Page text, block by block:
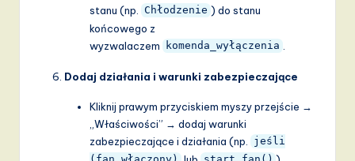
stanu (np.
Chłodzenie ) do stanu
końcowego z
wyzwalaczem
komenda_wyłączenia
Dodaj działania i warunki zabezpieczające
Kliknij prawym przyciskiem myszy przejście →
„Właściwości” → dodaj warunki
zabezpieczające i działania (np.
jeśli